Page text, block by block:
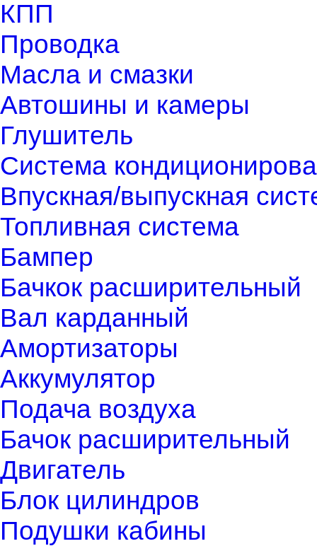
КПП
Проводка
Масла и смазки
Автошины и камеры
Глушитель
Система
Впускная/выпускная
Топливная система
Бампер
Бачкок расширительный
Вал карданный
Амортизаторы
Аккумулятор
Подача воздуха
Бачок расширительный
Двигатель
Блок цилиндров
Подушки кабины